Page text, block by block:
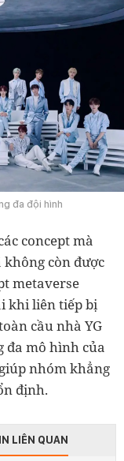
đa đội hình
concept mà
không còn được
metaverse
khi liên tiếp bị
cầu nhà YG
đa mô hình của
nhóm khẳng
định.
LIÊN QUAN